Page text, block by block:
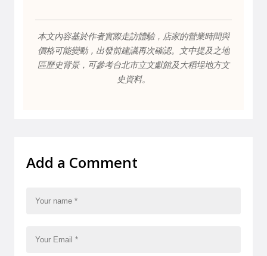
本文內容基於作者實際走訪體驗，店家的營業時間與
價格可能變動，出發前建議再次確認。文中提及之地
區歷史背景，可參考台北市立文獻館及大稻埕地方文
史資料。
Add a Comment